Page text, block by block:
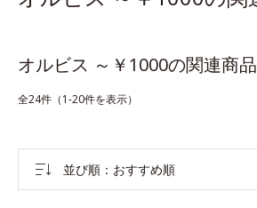
オルビス ～￥1000の関連商
全24件（1-20件を表示）
並び順 おすすめ順